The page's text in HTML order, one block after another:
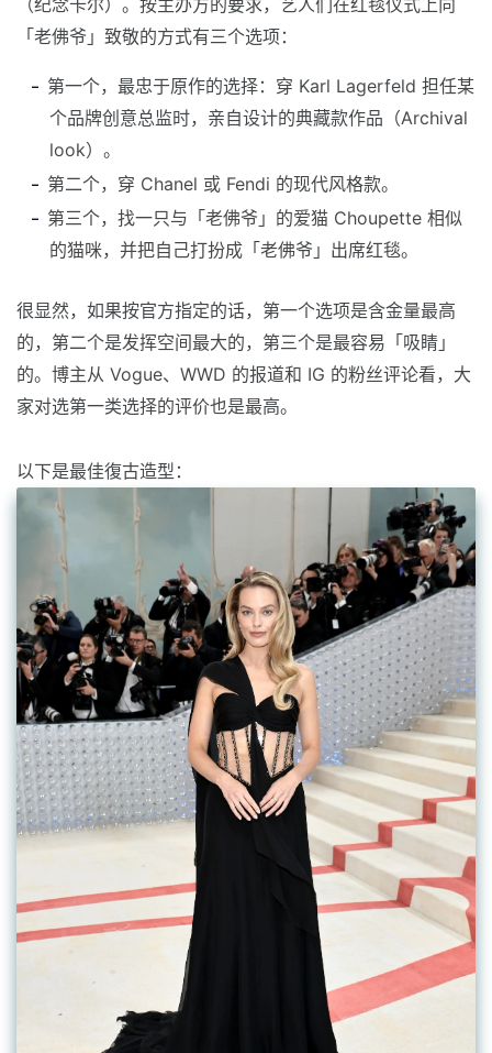
「老佛爷」致敬的方式有三个选项：
第一个，最忠于原作的选择：穿 Karl Lagerfeld 担任某
个品牌创意总监时，亲自设计的典藏款作品（Archival
look）。
第二个，穿 Chanel 或 Fendi 的现代风格款。
第三个，找一只与「老佛爷」的爱猫 Choupette 相似
的猫咪，并把自己打扮成「老佛爷」出席红毯。
很显然，如果按官方指定的话，第一个选项是含金量最高
的，第二个是发挥空间最大的，第三个是最容易「吸睛」
的。博主从 Vogue、WWD 的报道和 IG 的粉丝评论看，大
家对选第一类选择的评价也是最高。
以下是最佳復古造型：